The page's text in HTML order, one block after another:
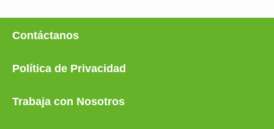
Contáctanos
Política de Privacidad
Trabaja con Nosotros